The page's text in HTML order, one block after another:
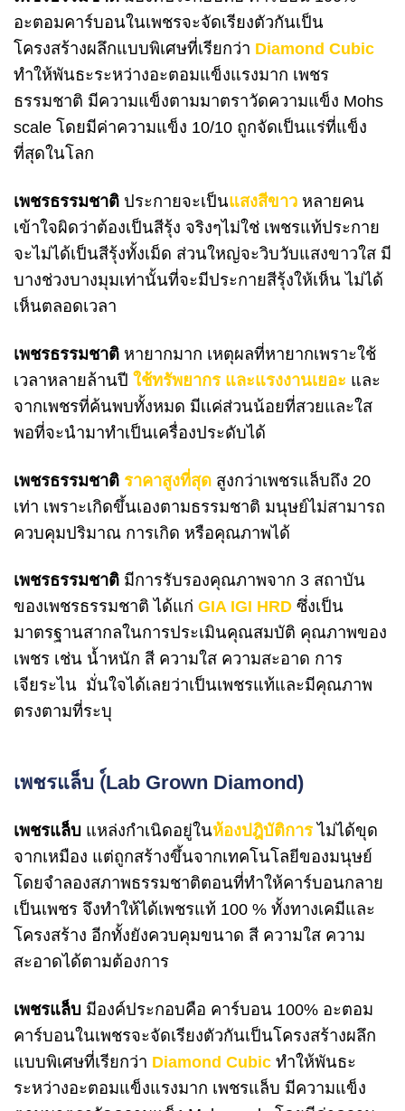
อะตอมคาร์บอนในเพชรจะจัดเรียงตัวกันเป็น
โครงสร้างผลึกแบบพิเศษที่เรียกว่า Diamond Cubic
ทำให้พันธะระหว่างอะตอมแข็งแรงมาก เพชร
ธรรมชาติ มีความแข็งตามมาตราวัดความแข็ง Mohs
scale โดยมีค่าความแข็ง 10/10 ถูกจัดเป็นแร่ที่แข็ง
ที่สุดในโลก
เพชรธรรมชาติ ประกายจะเป็นแสงสีขาว หลายคน
เข้าใจผิดว่าต้องเป็นสีรุ้ง จริงๆไม่ใช่ เพชรแท้ประกาย
จะไม่ได้เป็นสีรุ้งทั้งเม็ด ส่วนใหญ่จะวิบวับแสงขาวใส มี
บางช่วงบางมุมเท่านั้นที่จะมีประกายสีรุ้งให้เห็น ไม่ได้
เห็นตลอดเวลา
เพชรธรรมชาติ หายากมาก เหตุผลที่หายากเพราะใช้
เวลาหลายล้านปี ใช้ทรัพยากร และแรงงานเยอะ และ
จากเพชรที่ค้นพบทั้งหมด มีเเค่ส่วนน้อยที่สวยและใส
พอที่จะนำมาทำเป็นเครื่องประดับได้
เพชรธรรมชาติ ราคาสูงที่สุด สูงกว่าเพชรแล็บถึง 20
เท่า เพราะเกิดขึ้นเองตามธรรมชาติ มนุษย์ไม่สามารถ
ควบคุมปริมาณ การเกิด หรือคุณภาพได้
เพชรธรรมชาติ มีการรับรองคุณภาพจาก 3 สถาบัน
ของเพชรธรรมชาติ ได้แก่ GIA IGI HRD ซึ่งเป็น
มาตรฐานสากลในการประเมินคุณสมบัติ คุณภาพของ
เพชร เช่น น้ำหนัก สี ความใส ความสะอาด การ
เจียระไน มั่นใจได้เลยว่าเป็นเพชรแท้และมีคุณภาพ
ตรงตามที่ระบุ
เพชรแล็บ (์Lab Grown Diamond)
เพชรแล็บ แหล่งกำเนิดอยู่ในห้องปฎิบัติการไม่ได้ขุด
จากเหมือง แต่ถูกสร้างขึ้นจากเทคโนโลยีของมนุษย์
โดยจำลองสภาพธรรมชาติตอนที่ทำให้คาร์บอนกลาย
เป็นเพชร จึงทำให้ได้เพชรแท้ 100 % ทั้งทางเคมีและ
โครงสร้าง อีกทั้งยังควบคุมขนาด สี ความใส ความ
สะอาดได้ตามต้องการ
เพชรแล็บ มีองค์ประกอบคือ คาร์บอน 100% อะตอม
คาร์บอนในเพชรจะจัดเรียงตัวกันเป็นโครงสร้างผลึก
แบบพิเศษที่เรียกว่า Diamond Cubic ทำให้พันธะ
ระหว่างอะตอมแข็งแรงมาก เพชรแล็บ มีความแข็ง